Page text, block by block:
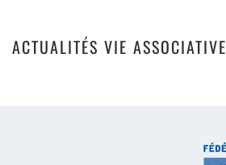
ACTUALITÉS VIE ASSOCIATIVE